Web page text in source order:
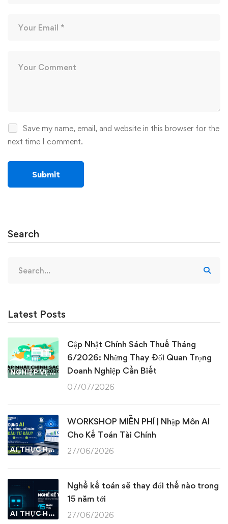
Save my name, email, and website in this browser for the
next time I comment.
Search
for:
Latest Posts
NGHIỆP VỤ KẾ TOÁN & THUẾ
Cập Nhật Chính Sách Thuế Tháng
6/2026: Những Thay Đổi Quan Trọng
Doanh Nghiệp Cần Biết
07/07/2026
AI THỰC HÀNH
WORKSHOP MIỄN PHÍ | Nhập Môn AI
Cho Kế Toán Tài Chính
27/06/2026
AI THỰC HÀNH
Nghề kế toán sẽ thay đổi thế nào trong
15 năm tới
27/06/2026